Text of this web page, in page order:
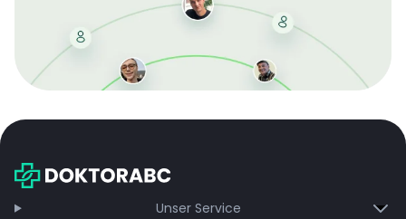
bei jeder Bestellung, erhalten schnelle Lieferung und
Unser Service